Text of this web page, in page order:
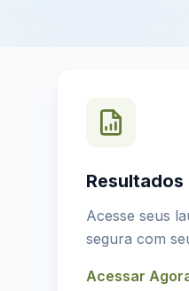
Resultados
Acesse seus
segura com
Acessar